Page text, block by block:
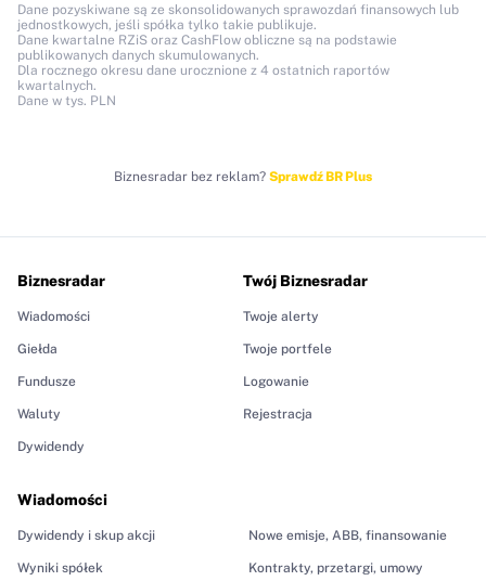
Dane pozyskiwane są ze skonsolidowanych sprawozdań finansowych lub
jednostkowych, jeśli spółka tylko takie publikuje.
Dane kwartalne RZiS oraz CashFlow obliczne są na podstawie
publikowanych danych skumulowanych.
Dla rocznego okresu dane urocznione z 4 ostatnich raportów
kwartalnych.
Dane w tys. PLN
Biznesradar bez reklam? Sprawdź BR Plus
Biznesradar
Wiadomości
Giełda
Fundusze
Waluty
Dywidendy
Wiadomości
Dywidendy i skup akcji
Wyniki spółek
Nowe emisje, ABB, finansowanie
Kontrakty, przetargi, umowy
Twój Biznesradar
Twoje alerty
Twoje portfele
Logowanie
Rejestracja